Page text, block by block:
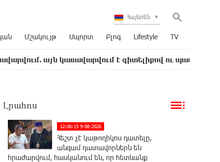
Հայերեն
Մշակույթ Սպորտ Բլոգ Lifestyle TV
կառավարվում է գիտելիքով ու
Լրահոս
12:06:15 9-08-2026
Հեշտ չէ կաթողիկոս դատելը,
անգամ դատավորներն են
հրաժարվում, հասկանում են, որ հետևանք